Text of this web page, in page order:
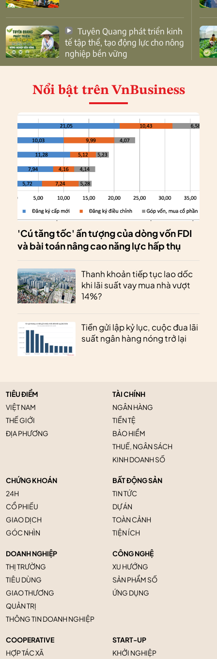
tế tập thể, tạo động lực cho nông
nghiệp bền vững
Nổi bật trên VnBusiness
'Cú tăng tốc' ấn tượng của dòng vốn FDI
và bài toán nâng cao năng lực hấp thụ
Thanh khoản tiếp tục lao dốc
khi lãi suất vay mua nhà vượt
14%?
Tiền gửi lập kỷ lục, cuộc đua lãi
suất ngân hàng nóng trở lại
TIÊU ĐIỂM
VIỆT NAM
THẾ GIỚI
ĐỊA PHƯƠNG
TÀI CHÍNH
NGÂN HÀNG
TIỀN TỆ
BẢO HIỂM
THUẾ, NGÂN SÁCH
KINH DOANH SỐ
CHỨNG KHOÁN
24H
CỔ PHIẾU
GIAO DỊCH
GÓC NHÌN
BẤT ĐỘNG SẢN
TIN TỨC
DỰ ÁN
TOÀN CẢNH
TIỆN ÍCH
DOANH NGHIỆP
THỊ TRƯỜNG
TIÊU DÙNG
GIAO THƯƠNG
QUẢN TRỊ
THÔNG TIN DOANH NGHIỆP
CÔNG NGHỆ
XU HƯỚNG
SẢN PHẨM SỐ
ỨNG DỤNG
COOPERATIVE
HỢP TÁC XÃ
START-UP
KHỞI NGHIỆP